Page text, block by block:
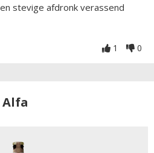
verassend
1 0